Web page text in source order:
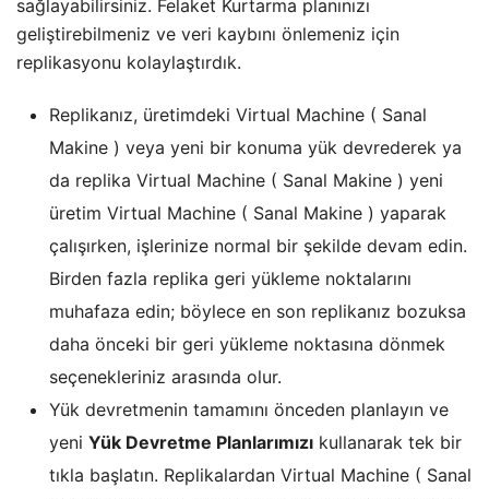
sağlayabilirsiniz. Felaket Kurtarma planınızı
geliştirebilmeniz ve veri kaybını önlemeniz için
replikasyonu kolaylaştırdık.
Replikanız, üretimdeki Virtual Machine ( Sanal
Makine ) veya yeni bir konuma yük devrederek ya
da replika Virtual Machine ( Sanal Makine ) yeni
üretim Virtual Machine ( Sanal Makine ) yaparak
çalışırken, işlerinize normal bir şekilde devam edin.
Birden fazla replika geri yükleme noktalarını
muhafaza edin; böylece en son replikanız bozuksa
daha önceki bir geri yükleme noktasına dönmek
seçenekleriniz arasında olur.
Yük devretmenin tamamını önceden planlayın ve
yeni Yük Devretme Planlarımızı kullanarak tek bir
tıkla başlatın. Replikalardan Virtual Machine ( Sanal